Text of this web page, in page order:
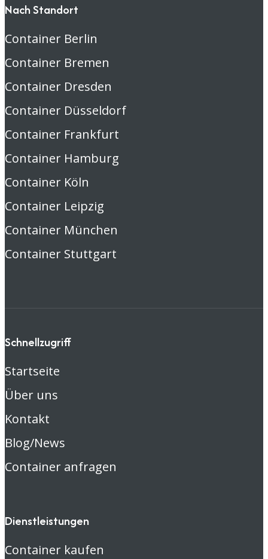
Nach Standort
Container Berlin
Container Bremen
Container Dresden
Container Düsseldorf
Container Frankfurt
Container Hamburg
Container Köln
Container Leipzig
Container München
Container Stuttgart
Schnellzugriff
Startseite
Über uns
Kontakt
Blog/News
Container anfragen
Dienstleistungen
Container kaufen